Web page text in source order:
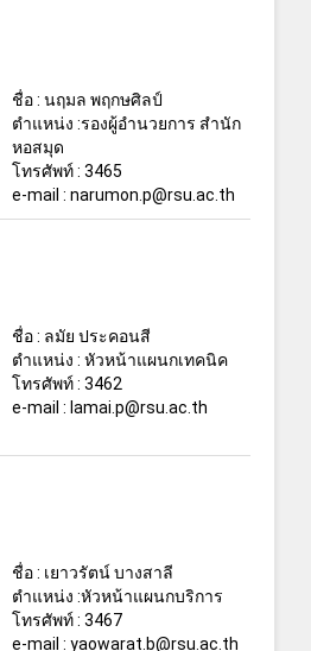
ชื่อ : นฤมล พฤกษศิลป์
ตำแหน่ง :รองผู้อำนวยการ สำนัก
หอสมุด
โทรศัพท์ : 3465
e-mail : narumon.p@rsu.ac.th
ชื่อ : ลมัย ประคอนสี
ตำแหน่ง : หัวหน้าแผนกเทคนิค
โทรศัพท์ : 3462
e-mail : lamai.p@rsu.ac.th
ชื่อ : เยาวรัตน์ บางสาลี
ตำแหน่ง :หัวหน้าแผนกบริการ
โทรศัพท์ : 3467
e-mail : yaowarat.b@rsu.ac.th